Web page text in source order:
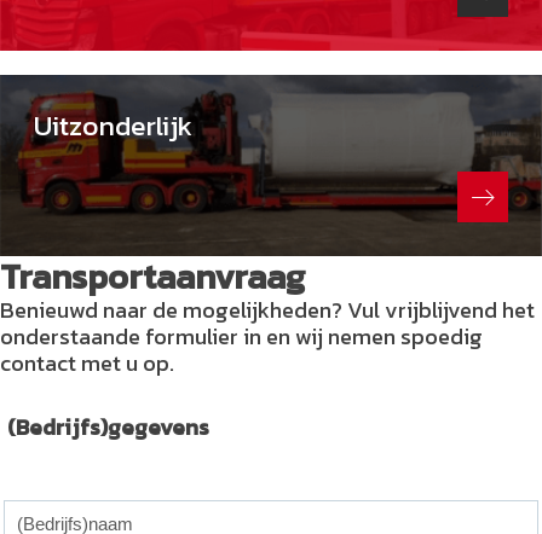
Uitzonderlijk
Transportaanvraag
Benieuwd naar de mogelijkheden? Vul vrijblijvend het
onderstaande formulier in en wij nemen spoedig
contact met u op.
(Bedrijfs)gegevens